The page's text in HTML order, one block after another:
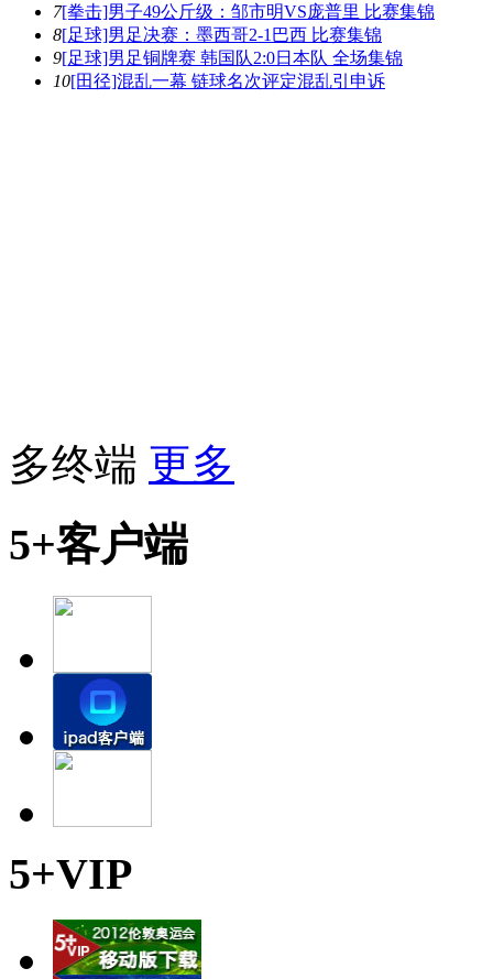
7[拳击]男子49公斤级：邹市明VS庞普里 比赛集锦
8[足球]男足决赛：墨西哥2-1巴西 比赛集锦
9[足球]男足铜牌赛 韩国队2:0日本队 全场集锦
10[田径]混乱一幕 链球名次评定混乱引申诉
多终端 更多
5+客户端
5+VIP